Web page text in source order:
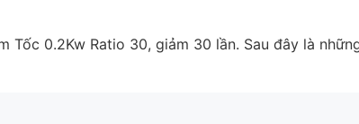
Tốc 0.2Kw Ratio 30, giảm 30 lần. Sau đây là